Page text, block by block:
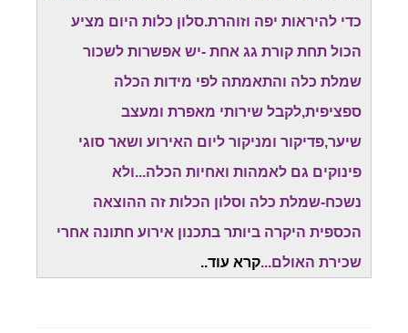
כדי להיראות יפה וזוהרת.סלון כלות היום מציע
הכול תחת קורת גג אחת -יש אפשרות לשכור
שמלת כלה והתאמתה לפי מידות הכלה
ספציפית,לקבל שירותי מאפרת ומעצב
שיער,פדיקור ומניקור ליום האירוע ושאר סוגי
פינוקים גם לאמהות ואחיות הכלה...ולא
נשכח-שמלת כלה וסלון הכלות זה ההוצאה
הכספית היקרה ביותר בתכנון אירוע חתונה אחרי
שכירת האולם...קרא עוד..